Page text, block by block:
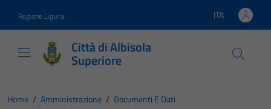
Regione Liguria Lingua attiva:
ITA
Città di Albisola
Superiore
Home / Amministrazione / Documenti E Dati